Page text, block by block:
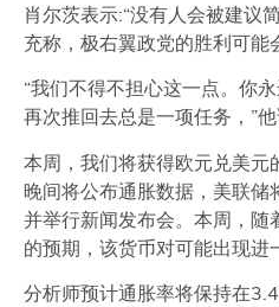
肖尔茨表示:“没有人会被建议
充称，极右翼政党的胜利可能
“我们不得不担心这一点。你
再次推回去总是一项任务，”他
本周，我们将获得欧元兑美元
晚间将公布通胀数据，美联储
并举行新闻发布会。本周，随
的预期，该货币对可能出现进
分析师预计通胀率将保持在